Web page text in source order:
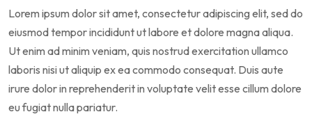
Lorem ipsum dolor sit amet, consectetur adipiscing elit, sed do
eiusmod tempor incididunt ut labore et dolore magna aliqua.
Ut enim ad minim veniam, quis nostrud exercitation ullamco
laboris nisi ut aliquip ex ea commodo consequat. Duis aute
irure dolor in reprehenderit in voluptate velit esse cillum dolore
eu fugiat nulla pariatur.